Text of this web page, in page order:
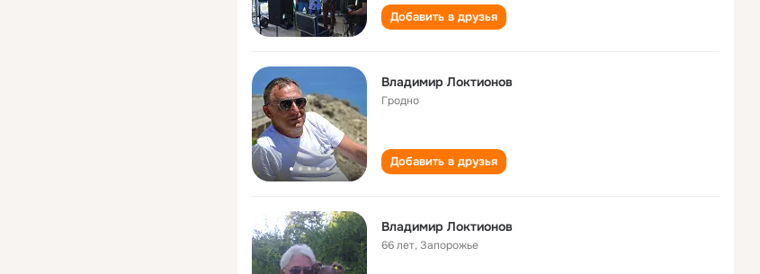
Добавить в друзья
Владимир Локтионов
Гродно
Добавить в друзья
Владимир Локтионов
66 лет,Запорожье